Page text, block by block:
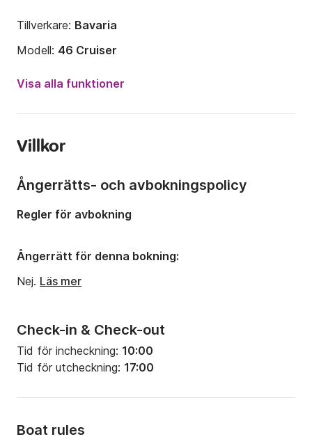
Tillverkare: Bavaria
Modell: 46 Cruiser
Antal kojplatser:
Antal badrum:
Bredd:
Djupgående:1.9m
Motorstyrka:
Visa alla funktioner
Villkor
Check-in & Check-out
Tid för incheckning: 10:00
Tid för utcheckning: 17:00
Boat rules
Ångerrätts- och avbokningspolicy
Regler för avbokning
Ångerrätt för denna bokning:
Nej. Läs mer